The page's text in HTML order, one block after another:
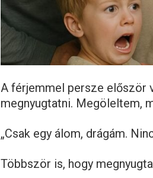
A férjemmel persze először
megnyugtatni. Megöleltem,
„Csak egy álom, drágám.
Többször is, hogy